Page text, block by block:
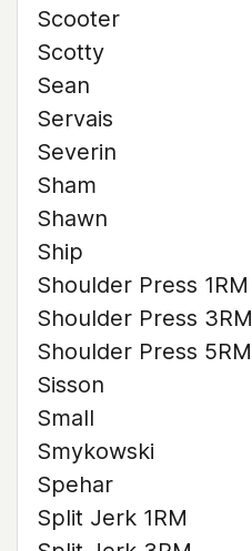
Scooter
Scotty
Sean
Servais
Severin
Sham
Shawn
Ship
Shoulder Press 1RM
Shoulder Press 3RM
Shoulder Press 5RM
Sisson
Small
Smykowski
Spehar
Split Jerk 1RM